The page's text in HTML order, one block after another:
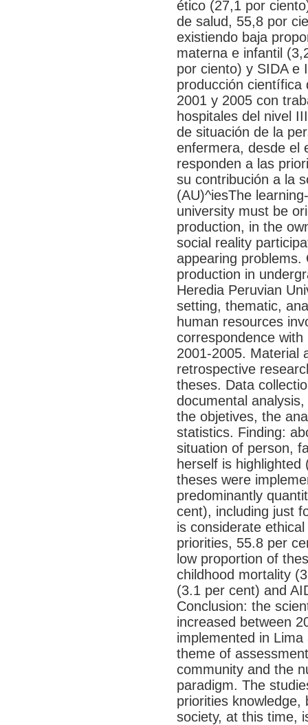
ético (27,1 por
de salud, 55,8 por
existiendo baja
materna e infantil
por ciento) y SIDA e
producción científica
2001 y 2005 con
hospitales del nivel
de situación de la
enfermera, desde el
responden a las
su contribución a la
(AU)^iesThe
university must be
production, in the
social reality
appearing problems.
production in
Heredia Peruvian
setting, thematic,
human resources
correspondence
2001-2005. Material
retrospective
theses. Data
documental
the objetives, the
statistics. Finding:
situation of person,
herself is
theses were
predominantly
cent), including just
is considerate
priorities, 55.8 per
low proportion of
childhood mortality
(3.1 per cent) and
Conclusion: the
increased between
implemented in
theme of
community and the
paradigm. The
priorities knowledge,
society, at this time,